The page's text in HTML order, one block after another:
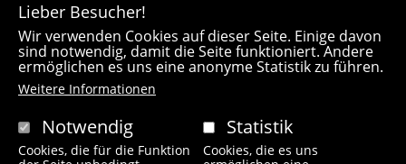
Imagefilme und mehr
360° x 360° Fotografie
Copyright © 2021 wanderfreak.de. Alle Rechte vorbehalten.
Lieber Besucher!
Wir verwenden Cookies auf dieser Seite. Einige davon
sind notwendig, damit die Seite funktioniert. Andere
ermöglichen es uns eine anonyme Statistik zu führen.
Weitere Informationen
Notwendig
Cookies, die für die Funktion
Statistik
Cookies, die es uns